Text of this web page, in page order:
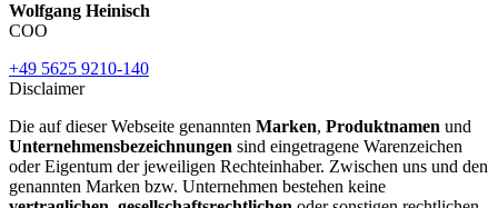
Wolfgang Heinisch
COO
+49 5625 9210-140
Disclaimer
Die auf dieser Webseite genannten Marken, Produktnamen und
Unternehmensbezeichnungen sind eingetragene Warenzeichen
oder Eigentum der jeweiligen Rechteinhaber. Zwischen uns und den
genannten Marken bzw. Unternehmen bestehen keine